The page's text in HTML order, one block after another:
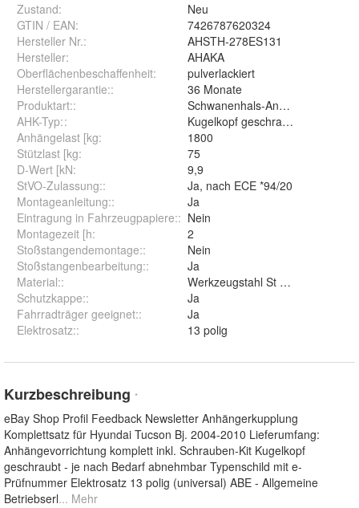
Zustand:
Neu
GTIN / EAN:
7426787620324
Hersteller Nr.:
AHSTH-278ES131
Hersteller:
AHAKA
Oberflächenbeschaffenheit:
pulverlackiert
Herstellergarantie::
36 Monate
Produktart::
Schwanenhals-Anhängerkupplun
AHK-Typ::
Kugelkopf geschraubt (starr)
Anhängelast [kg:
1800
Stützlast [kg:
75
D-Wert [kN:
9,9
StVO-Zulassung::
Ja, nach ECE *94/20
Montageanleitung::
Ja
Eintragung in Fahrzeugpapiere:: Nein
Montagezeit [h:
2
Stoßstangendemontage::
Nein
Stoßstangenbearbeitung::
Ja
Material::
Werkzeugstahl St 52-3
Schutzkappe::
Ja
Fahrradträger geeignet::
Ja
Elektrosatz:: 13 polig
Kurzbeschreibung *
eBay Shop Profil Feedback Newsletter Anhängerkupplung
Komplettsatz für Hyundai Tucson Bj. 2004-2010 Lieferumfang:
Anhängevorrichtung komplett inkl. Schrauben-Kit Kugelkopf
geschraubt - je nach Bedarf abnehmbar Typenschild mit e-
Prüfnummer Elektrosatz 13 polig (universal) ABE - Allgemeine
Betriebserl... Mehr